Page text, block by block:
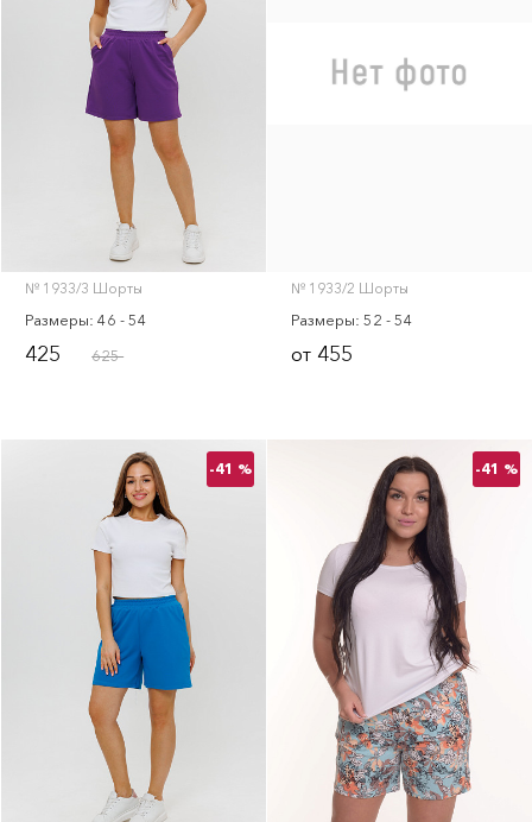
№ 1933/3 Шорты
Размеры: 46 - 54
425 625
№ 1933/2 Шорты
Размеры: 52 - 54
от455
-41 % -41 %